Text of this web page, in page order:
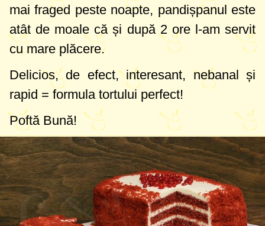
mai fraged peste noapte, pandișpanul este
atât de moale că și după 2 ore l-am servit
cu mare plăcere.
Delicios, de efect, interesant, nebanal și
rapid = formula tortului perfect!
Poftă Bună!